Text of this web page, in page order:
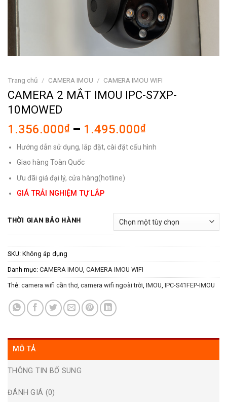
Trang chủ / CAMERA IMOU / CAMERA IMOU WIFI
CAMERA 2 MẮT IMOU IPC-S7XP-
10MOWED
1.356.000₫ – 1.495.000₫Khoảng
giá:
từ
Hướng dẫn sử dụng, lắp đặt, cài đặt cấu hình
Giao hàng Toàn Quốc
Ưu đãi giá đại lý, cửa hàng(hotline)
GIÁ TRẢI NGHIỆM TỰ LẮP
THỜI GIAN BẢO HÀNH
SKU: Không áp dụng
Danh mục: CAMERA IMOU CAMERA IMOU WIFI
Thẻ: camera wifi cần thơ, camera wifi ngoài trời IMOU IPC-S41FEP-IMOU
MÔ TẢ
THÔNG TIN BỔ SUNG
ĐÁNH GIÁ (0)